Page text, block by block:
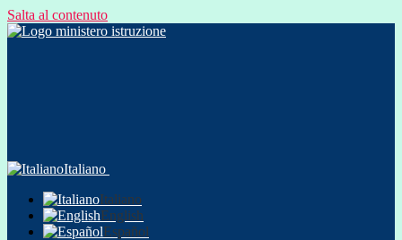
Salta al contenuto
Italiano
Italiano
English
Español